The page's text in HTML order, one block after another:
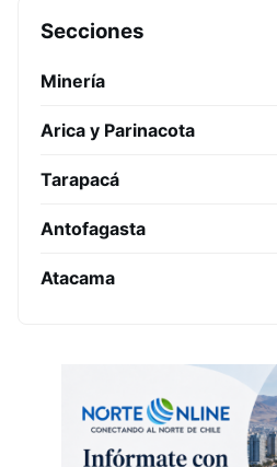
Secciones
Minería
Arica y Parinacota
Tarapacá
Antofagasta
Atacama